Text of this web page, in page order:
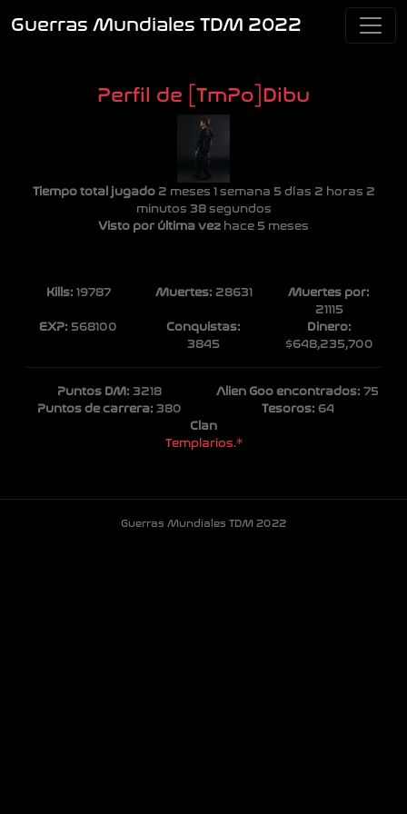
Guerras Mundiales TDM 2022
Perfil de [TmPo]Dibu
Tiempo total jugado2 meses 1 semana 5 días 2 horas 2
minutos 38 segundos
Visto por última vez hace 5 meses
Kills: 19787 Muertes: 28631
Muertes por:
21115
EXP: 568100
Conquistas:
3845
Dinero:
$648,235,700
Puntos DM: 3218 Alien Goo encontrados: 75
Puntos de carrera: 380 Tesoros: 64
Clan
Templarios.*
Guerras Mundiales TDM 2022